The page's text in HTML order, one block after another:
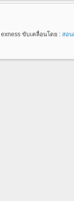
ขับเคลื่อนโดย : สอน